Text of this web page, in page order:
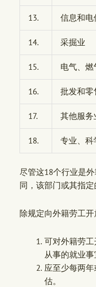
13. 信息和电
14. 采掘业
15. 电气、
16. 批发和零
17. 其他服务
18. 专业、科
尽管这18个行业是
同，该部门或其指
除规定向外籍劳工
可对外籍劳
从事的就业事
应至少每两
估。